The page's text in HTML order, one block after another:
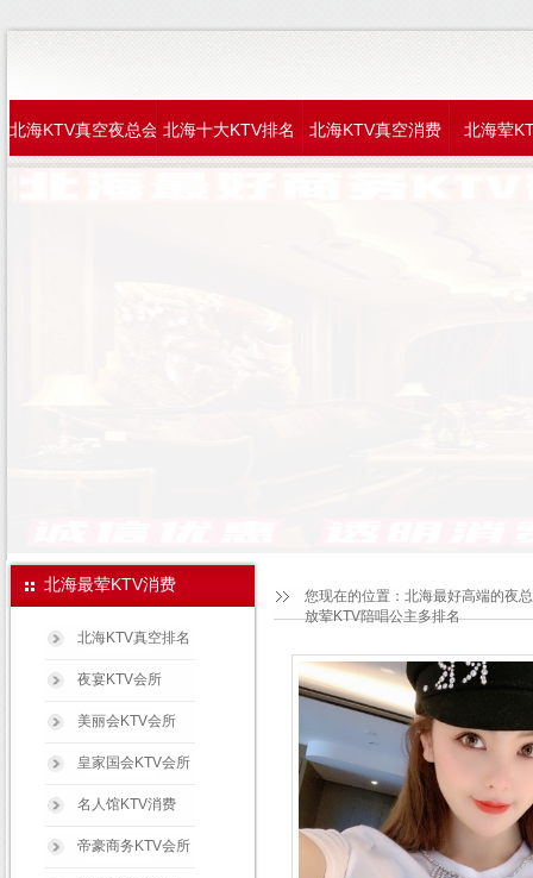
北海KTV真空夜总会 北海十大KTV排名 北海KTV真空消费 北海荤
北海最荤KTV消费
北海KTV真空排名
夜宴KTV会所
美丽会KTV会所
皇家国会KTV会所
名人馆KTV消费
帝豪商务KTV会所
您现在的位置： 北海最好高端的夜
放荤KTV陪唱公主多排名